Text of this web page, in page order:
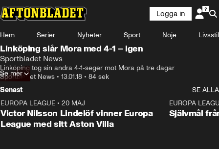
Logga in
Hem Serier Nyheter Sport Nöje Livsstil
Linköping slår Mora med 4-1 – igen
Sportbladet News
Linköping tog sin andra 4-1-seger mot Mora på tre dagar
Sportbladet News • 13.01.18 • 84 sek
Se mer
Senast
SE ALLA
EUROPA LEAGUE • 20 MAJ
Victor Nilsson Lindelöf vinner Europa
League med sitt Aston Villa
EUROPA
Självmål